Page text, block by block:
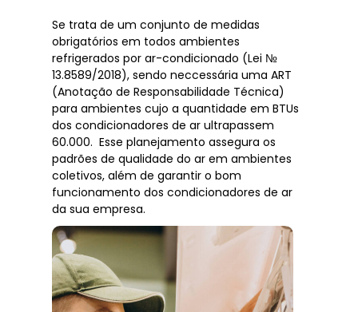
Se trata de um conjunto de medidas
obrigatórios em todos ambientes
refrigerados por ar-condicionado (Lei №
13.8589/2018), sendo neccessária uma ART
(Anotação de Responsabilidade Técnica)
para ambientes cujo a quantidade em BTUs
dos condicionadores de ar ultrapassem
60.000. Esse planejamento assegura os
padrões de qualidade do ar em ambientes
coletivos, além de garantir o bom
funcionamento dos condicionadores de ar
da sua empresa.